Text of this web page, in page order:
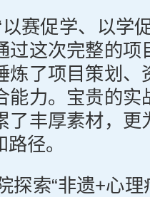
赛促学、以学
过这次完整的项
炼了项目策划、
能力。宝贵的实
了丰厚素材，更
径。
探索“非遗+心理